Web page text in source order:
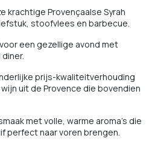
krachtige Provençaalse Syrah
stoofvlees en barbecue.
een gezellige avond met
prijs-kwaliteitverhouding
uit de Provence die bovendien
met volle, warme aroma's die
perfect naar voren brengen.